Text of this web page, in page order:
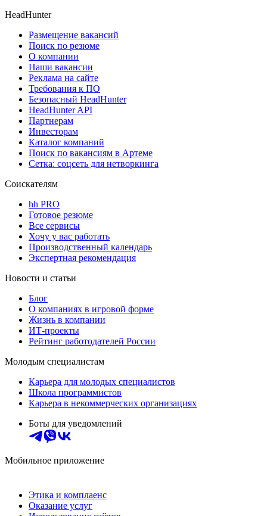
HeadHunter
Размещение вакансий
Поиск по резюме
О компании
Наши вакансии
Реклама на сайте
Требования к ПО
Безопасный HeadHunter
HeadHunter API
Партнерам
Инвесторам
Каталог компаний
Поиск по вакансиям в Артеме
Сетка: соцсеть для нетворкинга
Соискателям
hh PRO
Готовое резюме
Все сервисы
Хочу у вас работать
Производственный календарь
Экспертная рекомендация
Новости и статьи
Блог
О компаниях в игровой форме
Жизнь в компании
ИТ-проекты
Рейтинг работодателей России
Молодым специалистам
Карьера для молодых специалистов
Школа программистов
Карьера в некоммерческих организациях
Боты для уведомлений
Мобильное приложение
Этика и комплаенс
Оказание услуг